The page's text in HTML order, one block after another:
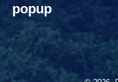
popup